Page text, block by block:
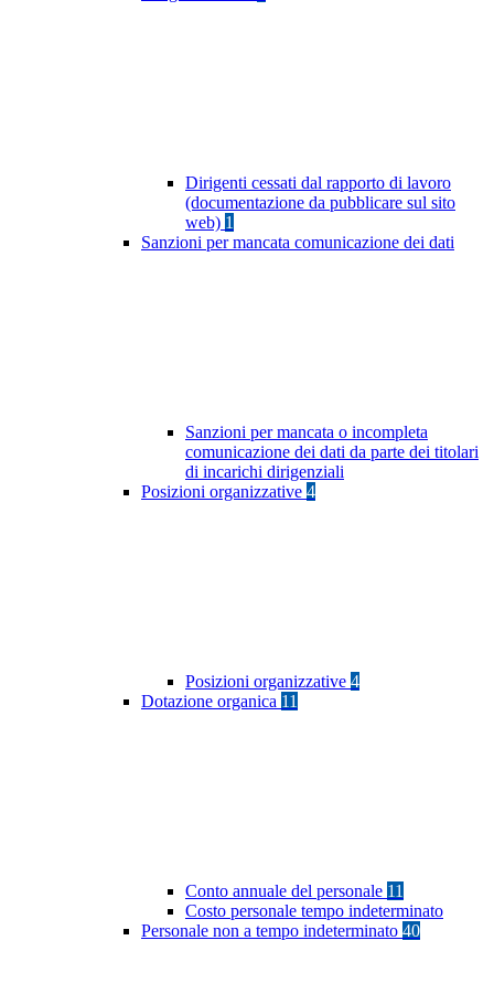
Dirigenti cessati dal rapporto di lavoro
(documentazione da pubblicare sul sito
web) 1
Sanzioni per mancata comunicazione dei dati
Sanzioni per mancata o incompleta
comunicazione dei dati da parte dei titolari
di incarichi dirigenziali
Posizioni organizzative 4
Posizioni organizzative 4
Dotazione organica 11
Conto annuale del personale 11
Costo personale tempo indeterminato
Personale non a tempo indeterminato 40